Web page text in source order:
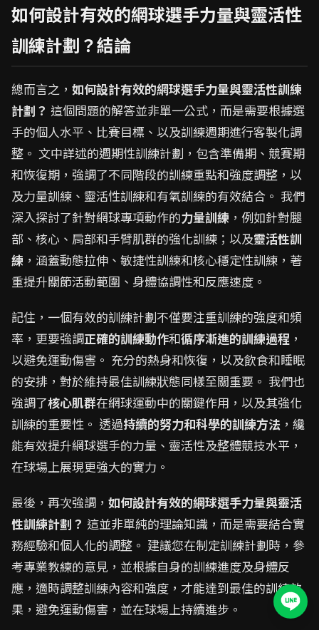
如何設計有效的網球選手力量與靈活性
訓練計劃？結論
總而言之， 如何設計有效的網球選手力量與靈活性訓練
計劃？ 這個問題的解答並非單一公式，而是需要根據選
手的個人水平、比賽目標、以及訓練週期進行客製化調
整。 文中詳述的週期性訓練計劃，包含準備期、競賽期
和恢復期，強調了不同階段的訓練重點和強度調整，以
及力量訓練、靈活性訓練和有氧訓練的有效結合。 我們
深入探討了針對網球專項動作的力量訓練 ，例如針對腿
部、核心、肩部和手臂肌群的強化訓練；以及靈活性訓
練 ，涵蓋動態拉伸、敏捷性訓練和核心穩定性訓練，著
重提升關節活動範圍、身體協調性和反應速度。
記住，一個有效的訓練計劃不僅要注重訓練的強度和頻
率，更要強調正確的訓練動作和循序漸進的訓練過程 ，
以避免運動傷害。 充分的熱身和恢復，以及飲食和睡眠
的安排，對於維持最佳訓練狀態同樣至關重要。 我們也
強調了核心肌群在網球運動中的關鍵作用，以及其強化
訓練的重要性。 透過持續的努力和科學的訓練方法 ，纔
能有效提升網球選手的力量、靈活性及整體競技水平，
在球場上展現更強大的實力。
最後，再次強調， 如何設計有效的網球選手力量與靈活
性訓練計劃？ 這並非單純的理論知識，而是需要結合實
務經驗和個人化的調整。 建議您在制定訓練計劃時，參
考專業教練的意見，並根據自身的訓練進度及身體反
應，適時調整訓練內容和強度，才能達到最佳的訓練效
果，避免運動傷害，並在球場上持續進步。